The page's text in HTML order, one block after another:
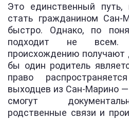
Это единственный
стать гражданином Сан-
быстро. Однако, по
подходит не всем.
происхождению получают
бы один родитель
право
выходцев из Сан-Марино —
смогут
родственные связи и